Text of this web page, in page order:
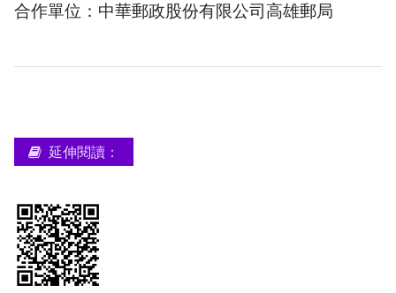
合作單位：中華郵政股份有限公司高雄郵局
延伸閱讀：